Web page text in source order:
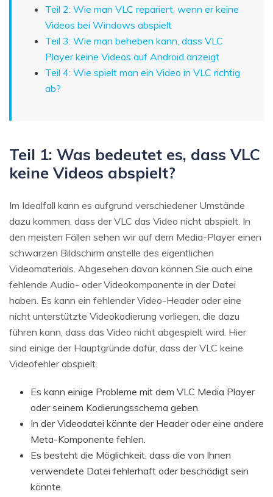
Teil 2: Wie man VLC repariert, wenn er keine
Videos bei Windows abspielt
Teil 3: Wie man beheben kann, dass VLC
Player keine Videos auf Android anzeigt
Teil 4: Wie spielt man ein Video in VLC richtig
ab?
Teil 1: Was bedeutet es, dass VLC
keine Videos abspielt?
Im Idealfall kann es aufgrund verschiedener Umstände
dazu kommen, dass der VLC das Video nicht abspielt. In
den meisten Fällen sehen wir auf dem Media-Player einen
schwarzen Bildschirm anstelle des eigentlichen
Videomaterials. Abgesehen davon können Sie auch eine
fehlende Audio- oder Videokomponente in der Datei
haben. Es kann ein fehlender Video-Header oder eine
nicht unterstützte Videokodierung vorliegen, die dazu
führen kann, dass das Video nicht abgespielt wird. Hier
sind einige der Hauptgründe dafür, dass der VLC keine
Videofehler abspielt.
Es kann einige Probleme mit dem VLC Media Player
oder seinem Kodierungsschema geben.
In der Videodatei könnte der Header oder eine andere
Meta-Komponente fehlen.
Es besteht die Möglichkeit, dass die von Ihnen
verwendete Datei fehlerhaft oder beschädigt sein
könnte.